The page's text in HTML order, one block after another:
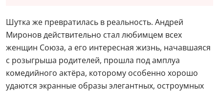
Шутка же превратилась в реальность. Андрей
Миронов действительно стал любимцем всех
женщин Союза, а его интересная жизнь, начавшаяся
с розыгрыша родителей, прошла под амплуа
комедийного актёра, которому особенно хорошо
удаются экранные образы элегантных, остроумных